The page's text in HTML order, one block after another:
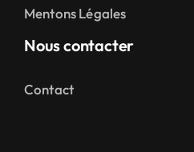
Mentons Légales
Nous contacter
Contact